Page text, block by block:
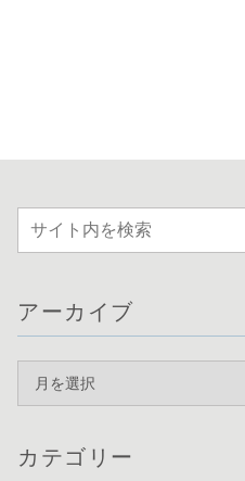
アーカイブ
カテゴリー